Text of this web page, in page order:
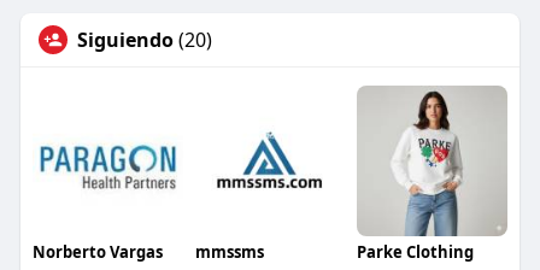
Siguiendo(20)
Norberto Vargas mmssms Parke Clothing